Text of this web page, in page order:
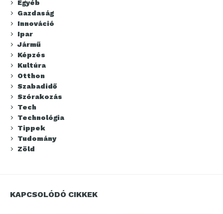
Egyéb
Gazdaság
Innováció
Ipar
Jármű
Képzés
Kultúra
Otthon
Szabadidő
Szórakozás
Tech
Technológia
Tippek
Tudomány
Zöld
KAPCSOLÓDÓ CIKKEK